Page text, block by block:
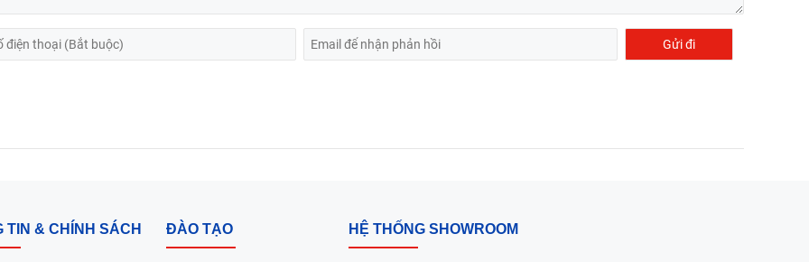
TIN & CHÍNH SÁCH ĐÀO TẠO HỆ THỐNG SHOWROOM